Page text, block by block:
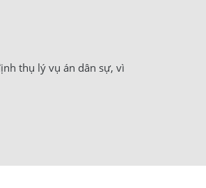
thụ lý vụ án dân sự, vì